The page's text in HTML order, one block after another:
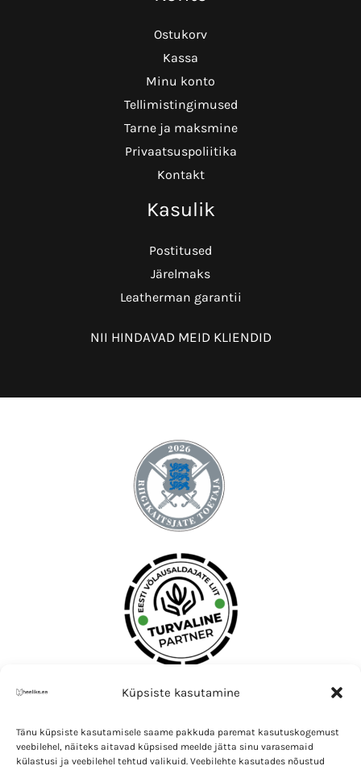
Küpsiste kasutamine
Tänu küpsiste kasutamisele saame pakkuda paremat kasutuskogemust
veebilehel, näiteks aitavad küpsised meelde jätta sinu varasemaid
külastusi ja veebilehel tehtud valikuid. Veebilehte kasutades nõustud
Ostukorv
Kassa
Minu konto
Tellimistingimused
Tarne ja maksmine
Privaatsuspoliitika
Kontakt
Kasulik
Postitused
Järelmaks
Leatherman garantii
NII HINDAVAD MEID KLIENDID